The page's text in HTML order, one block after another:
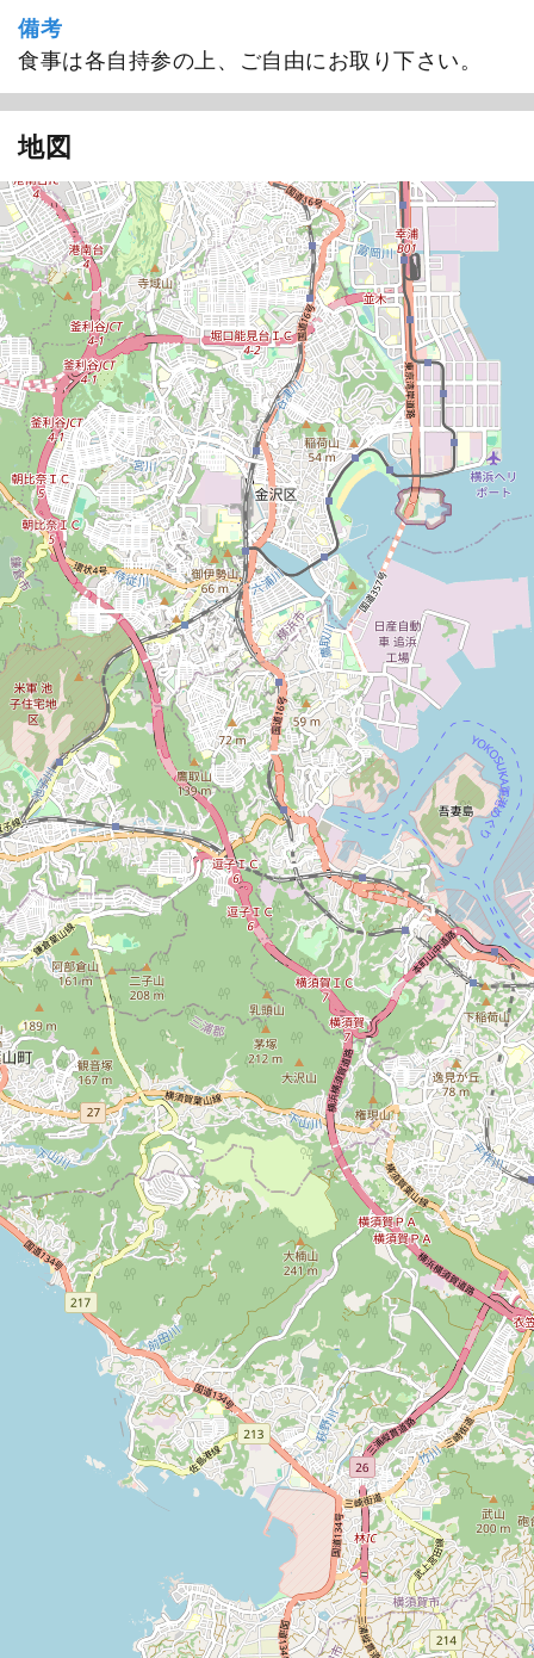
備考
食事は各自持参の上、ご自由にお取り下さい。
地図